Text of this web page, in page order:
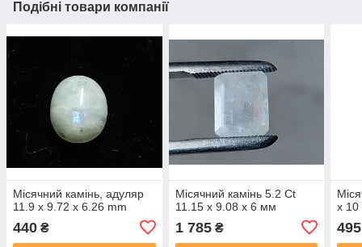
Подібні товари компанії
Місячний камінь, адуляр
11.9 х 9.72 х 6.26 mm
440 ₴
Місячний камінь 5.2 Ct
11.15 х 9.08 х 6 мм
1 785₴
х 10
495